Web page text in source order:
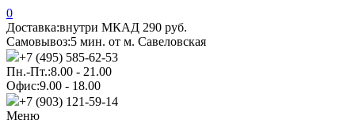
0
Доставка:внутри МКАД 290 руб.
Самовывоз:5 мин. от м. Савеловская
+7 (495) 585-62-53
Пн.-Пт.:8.00 - 21.00
Офис:9.00 - 18.00
+7 (903) 121-59-14
Меню